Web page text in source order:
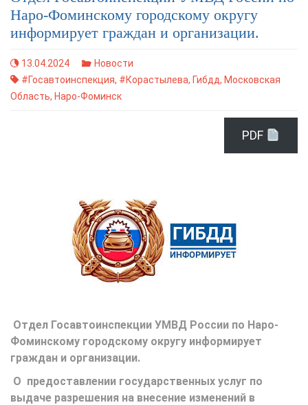
Наро-Фоминскому городскому округу
информирует граждан и организации.
13.04.2024
Новости
#Госавтоинспекция, #Корастылева, Гибдд, Московская
Область, Наро-Фоминск
PDF
Отдел Госавтоинспекции УМВД России по Наро-
Фоминскому городскому округу информирует
граждан и организации.
О предоставлении государственных услуг по
выдаче разрешения на внесение изменений в